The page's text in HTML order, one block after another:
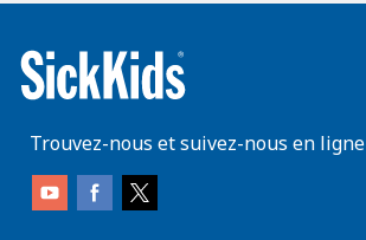
Trouvez-nous et suivez-nous en ligne